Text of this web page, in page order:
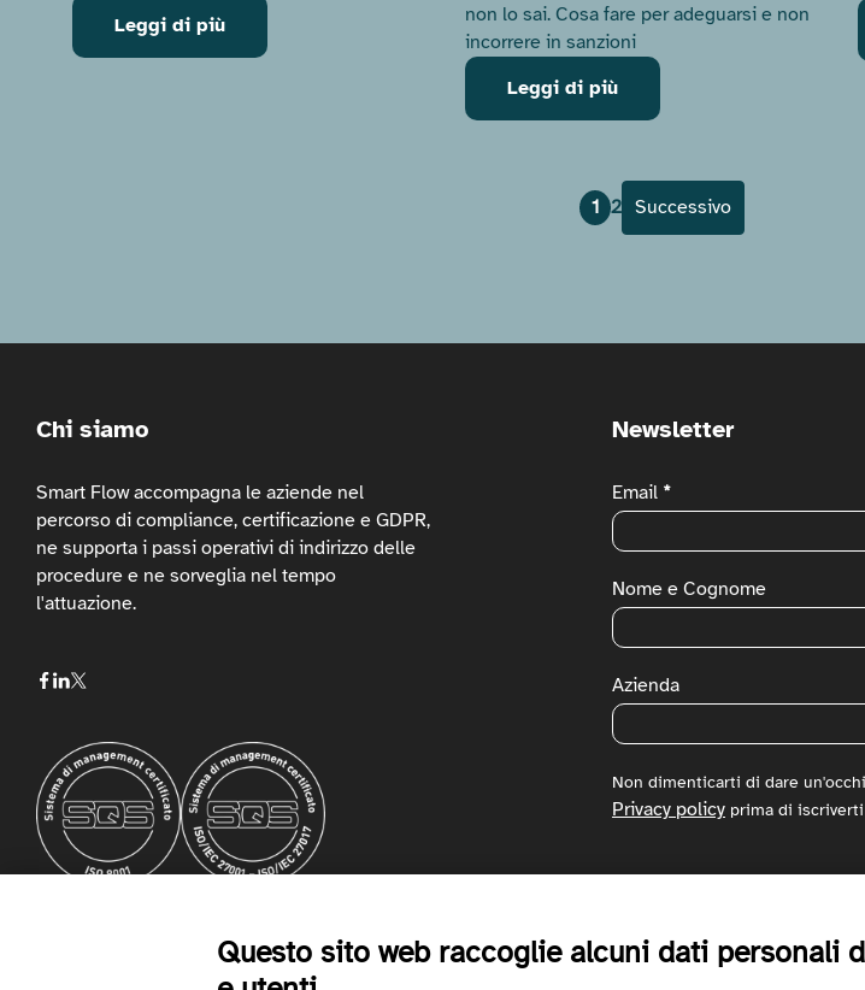
Leggi di più
non lo sai. Cosa fare per adeguarsi e non
incorrere in sanzioni
Leggi di più
Paginazione
degli
articoli
Page
1 Page
2 Successivo
Chi siamo
Smart Flow accompagna le aziende nel
percorso di compliance, certificazione e GDPR,
ne supporta i passi operativi di indirizzo delle
procedure e ne sorveglia nel tempo
l'attuazione.
Website Carbon
Newsletter
Newsletter
Email *
Nome e Cognome
Azienda
Non dimenticarti di dare
Privacy policy prima di iscriverti
Questo sito web raccoglie alcuni dati personali